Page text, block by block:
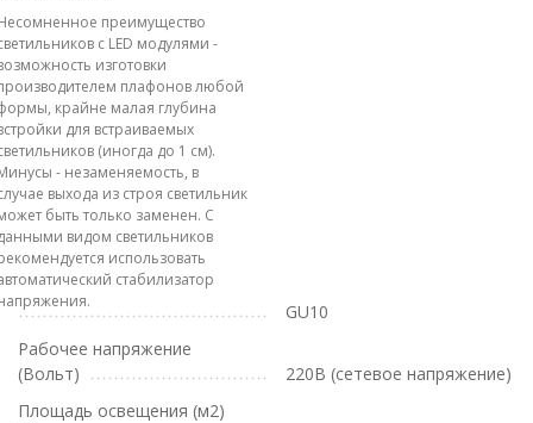
преимущество
с LED модулями -
изготовки
плафонов любой
крайне малая глубина
для встраиваемых
(иногда до 1 см).
- незаменяемость, в
выхода из строя светильник
быть только заменен. С
видом светильников
использовать
стабилизатор
GU10
Рабочее напряжение
(Вольт)
220В (сетевое напряжение)
Площадь освещения (м2)